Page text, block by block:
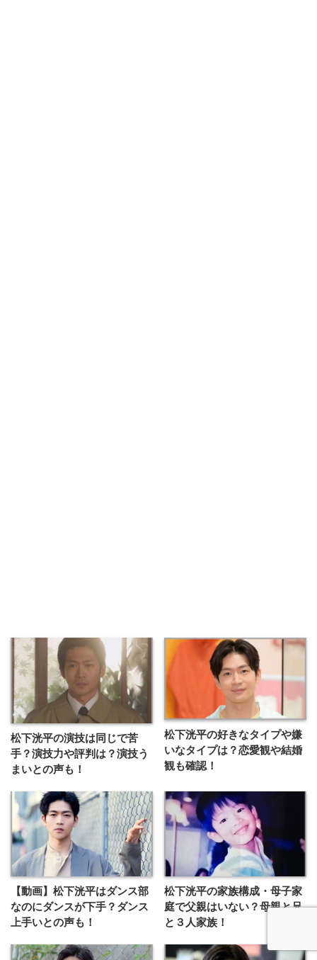
松下洸平の演技は同じで苦
手？演技力や評判は？演技う
まいとの声も！
松下洸平の好きなタイプや嫌
いなタイプは？恋愛観や結婚
観も確認！
【動画】松下洸平はダンス部
なのにダンスが下手？ダンス
上手いとの声も！
松下洸平の家族構成・母子家
庭で父親はいない？母親と兄
と３人家族！